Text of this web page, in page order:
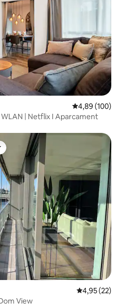
4,89 de
4,89 (100)
| Netflix I Aparcament
4,95 de
4,95 (22)
View